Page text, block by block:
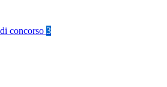
concorso 3